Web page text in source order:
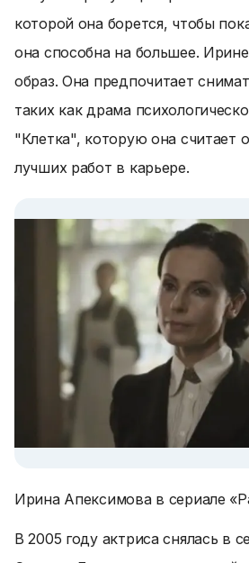
которой она борется, чтобы
она способна на большее.
образ. Она предпочитает
таких как драма
"Клетка", которую она считает
лучших работ в карьере.
Ирина Апексимова в сериале
В 2005 году актриса снялась в